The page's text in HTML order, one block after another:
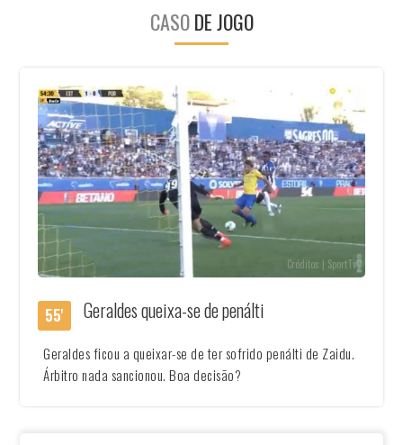
CASODE JOGO
Créditos | SportTv
55' Geraldes queixa-se de penálti
Geraldes ficou a queixar-se de ter sofrido penálti de Zaidu.
Árbitro nada sancionou. Boa decisão?